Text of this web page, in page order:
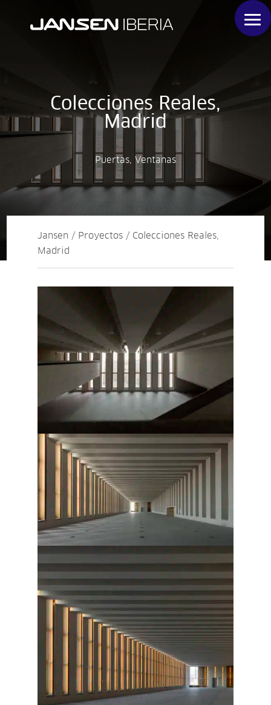
Colecciones Reales,
Madrid
Puertas, Ventanas
Jansen / Proyectos / Colecciones Reales,
Madrid